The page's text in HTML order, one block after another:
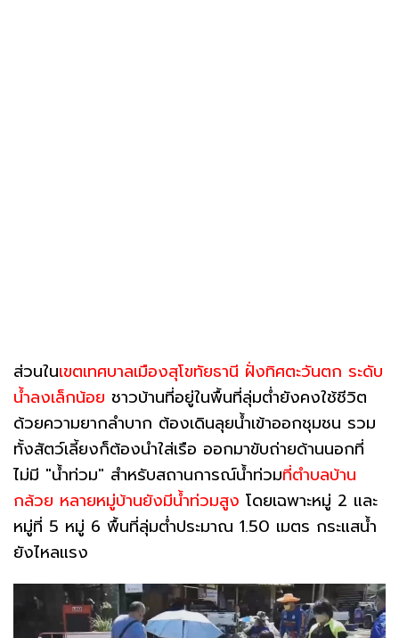
ส่วนในเขตเทศบาลเมืองสุโขทัยธานี ฝั่งทิศตะวันตก ระดับ
น้ำลงเล็กน้อย ชาวบ้านที่อยู่ในพื้นที่ลุ่มต่ำยังคงใช้ชีวิต
ด้วยความยากลำบาก ต้องเดินลุยน้ำเข้าออกชุมชน รวม
ทั้งสัตว์เลี้ยงก็ต้องนำใส่เรือ ออกมาขับถ่ายด้านนอกที่
ไม่มี "น้ำท่วม" สำหรับสถานการณ์น้ำท่วมที่ตำบลบ้าน
กล้วย หลายหมู่บ้านยังมีน้ำท่วมสูง โดยเฉพาะหมู่ 2 และ
หมู่ที่ 5 หมู่ 6 พื้นที่ลุ่มต่ำประมาณ 1.50 เมตร กระแสน้ำ
ยังไหลแรง